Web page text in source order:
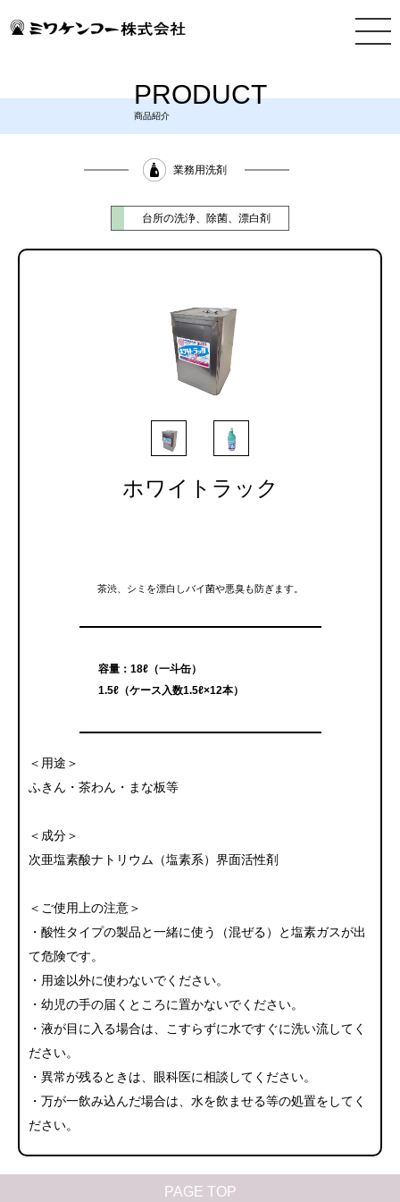
PRODUCT
商品紹介
業務用洗剤
台所の洗浄、除菌、漂白剤
ホワイトラック
茶渋、シミを漂白しバイ菌や悪臭も防ぎます。
容量：18ℓ（一斗缶）
1.5ℓ（ケース入数1.5ℓ×12本）
＜用途＞
ふきん・茶わん・まな板等
＜成分＞
次亜塩素酸ナトリウム（塩素系）界面活性剤
＜ご使用上の注意＞
・酸性タイプの製品と一緒に使う（混ぜる）と塩素ガスが出
て危険です。
・用途以外に使わないでください。
・幼児の手の届くところに置かないでください。
・液が目に入る場合は、こすらずに水ですぐに洗い流してく
ださい。
・異常が残るときは、眼科医に相談してください。
・万が一飲み込んだ場合は、水を飲ませる等の処置をしてく
ださい。
PAGE TOP